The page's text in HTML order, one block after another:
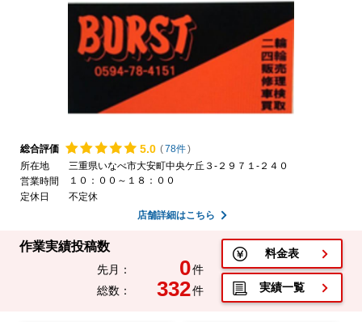
総合評価 5.0 (78件)
所在地
三重県いなべ市大安町中央ケ丘３-２９７１-２４０
営業時間
１０：００～１８：００
定休日
不定休
店舗詳細はこちら
作業実績投稿数
先月： 0件
総数：
332件
料金表
実績一覧